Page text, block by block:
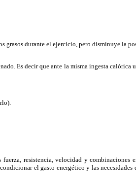
durante el ejercicio, pero disminuye la
Es decir que ante la misma ingesta calórica
resistencia, velocidad y combinaciones
el gasto energético y las